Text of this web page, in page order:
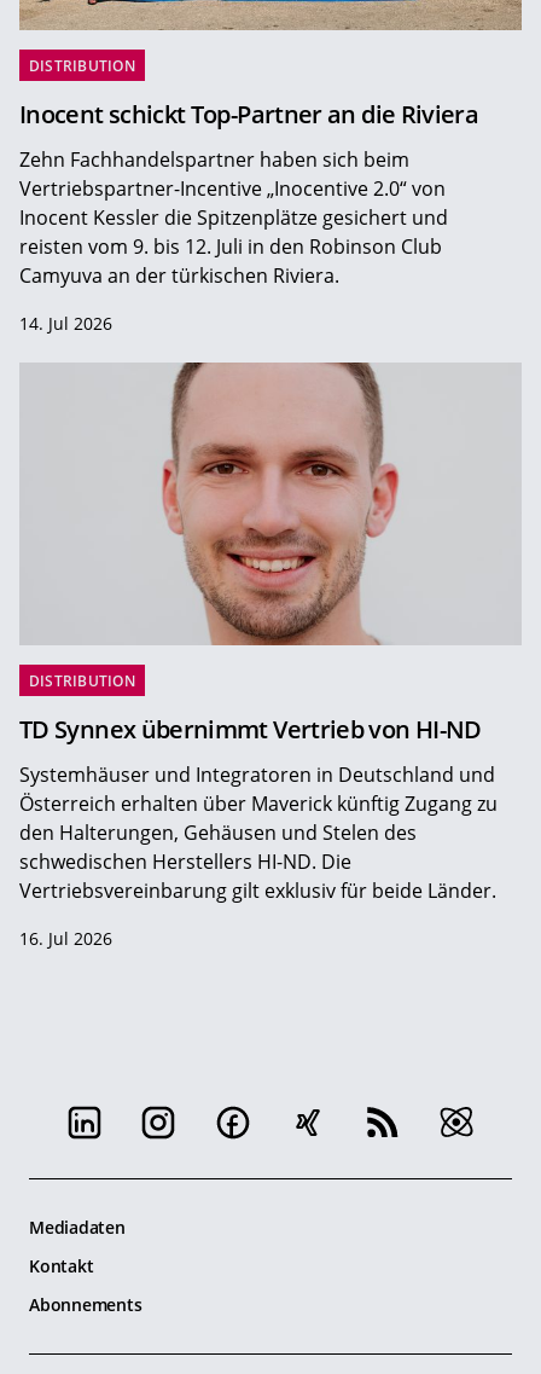
DISTRIBUTION
Inocent schickt Top-Partner an die Riviera
Zehn Fachhandelspartner haben sich beim
Vertriebspartner-Incentive „Inocentive 2.0“ von
Inocent Kessler die Spitzenplätze gesichert und
reisten vom 9. bis 12. Juli in den Robinson Club
Camyuva an der türkischen Riviera.
14. Jul 2026
DISTRIBUTION
TD Synnex übernimmt Vertrieb von HI-ND
Systemhäuser und Integratoren in Deutschland und
Österreich erhalten über Maverick künftig Zugang zu
den Halterungen, Gehäusen und Stelen des
schwedischen Herstellers HI-ND. Die
Vertriebsvereinbarung gilt exklusiv für beide Länder.
16. Jul 2026
Mediadaten
Kontakt
Abonnements